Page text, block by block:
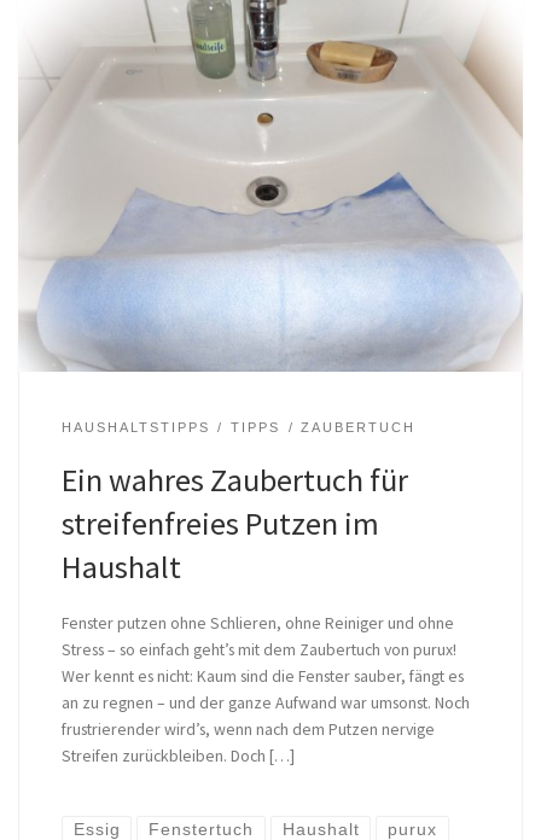
HAUSHALTSTIPPS TIPPS ZAUBERTUCH
Ein wahres Zaubertuch für
streifenfreies Putzen im
Haushalt
Fenster putzen ohne Schlieren, ohne Reiniger und ohne
Stress – so einfach geht’s mit dem Zaubertuch von purux!
Wer kennt es nicht: Kaum sind die Fenster sauber, fängt es
an zu regnen – und der ganze Aufwand war umsonst. Noch
frustrierender wird’s, wenn nach dem Putzen nervige
Streifen zurückbleiben. Doch […]
Essig Fenstertuch Haushalt purux